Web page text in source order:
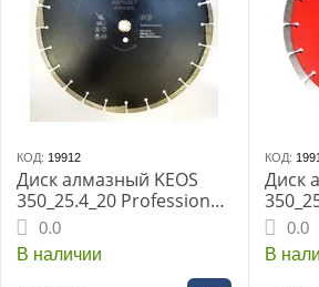
КОД: 19912
Диск алмазный KEOS
350_25.4_20 Professional
сегментный асфальт
(DBA02.350)
0.0
В наличии
КОД:
Диск
0.0
В